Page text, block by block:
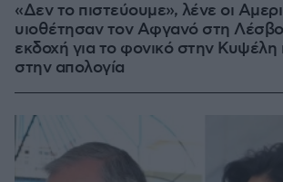
«Δεν το πιστεύουμε», λένε οι
υιοθέτησαν τον Αφγανό στη
εκδοχή για το φονικό στην Κυψέλη
στην απολογία